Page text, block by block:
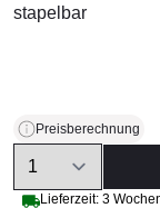
stapelbar
Preisberechnung
Quantity
Lieferzeit: 3